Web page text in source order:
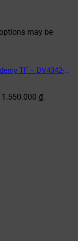
may be
TF – DV4342-
₫.